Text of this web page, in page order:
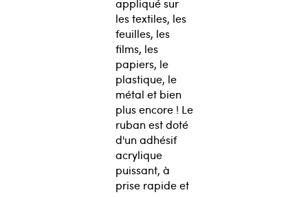
appliqué sur
les textiles, les
feuilles, les
films, les
papiers, le
plastique, le
métal et bien
plus encore ! Le
ruban est doté
d'un adhésif
acrylique
puissant, à
prise rapide et